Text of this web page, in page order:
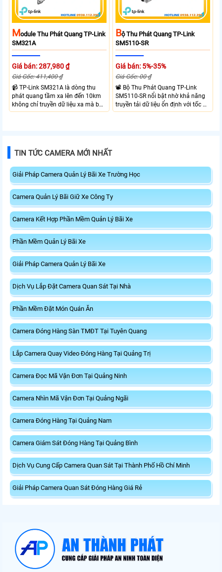
MOdule Thu Phát Quang TP-Link
SM321A
Giá bán: 287,980 ₫
Giá Gốc: 411,400 ₫
📹 TP-Link SM321A là dòng thu
phát quang tầm xa lên đến 10km
không chỉ truyền dữ liệu xa mà bộ
thu phát quang này của TP-Link
BỘ Thu Phát Quang TP-Link
SM5110-SR
Giá bán: 5%-35%
Giá Gốc: 00 ₫
📽 Bộ Thu Phát Quang TP-Link
SM5110-SR nổi bật nhờ khả năng
truyền tải dữ liệu ổn định với tốc độ
cao lên đến 10Gbps và truyền tải đi
TIN TỨC CAMERA MỚI NHẤT
Giải Pháp Camera Quản Lý Bãi Xe Trường Học
Camera Quản Lý Bãi Giữ Xe Công Ty
Camera Kết Hợp Phần Mềm Quản Lý Bãi Xe
Phần Mềm Quản Lý Bãi Xe
Giải Pháp Camera Quản Lý Bãi Xe
Dịch Vụ Lắp Đặt Camera Quan Sát Tại Nhà
Phần Mềm Đặt Món Quán Ăn
Camera Đóng Hàng Sàn TMĐT Tại Tuyên Quang
Lắp Camera Quay Video Đóng Hàng Tại Quảng Trị
Camera Đọc Mã Vận Đơn Tại Quảng Ninh
Camera Nhìn Mã Vận Đơn Tại Quảng Ngãi
Camera Đóng Hàng Tại Quảng Nam
Camera Giám Sát Đóng Hàng Tại Quảng Bình
Dịch Vụ Cung Cấp Camera Quan Sát Tại Thành Phố Hồ Chí Minh
Giải Pháp Camera Quan Sát Đóng Hàng Giá Rẻ